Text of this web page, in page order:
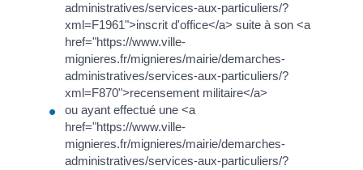
administratives/services-aux-particuliers/?
xml=F1961">inscrit d'office</a> suite à son <a
href="https://www.ville-
mignieres.fr/mignieres/mairie/demarches-
administratives/services-aux-particuliers/?
xml=F870">recensement militaire</a>
ou ayant effectué une <a
href="https://www.ville-
mignieres.fr/mignieres/mairie/demarches-
administratives/services-aux-particuliers/?